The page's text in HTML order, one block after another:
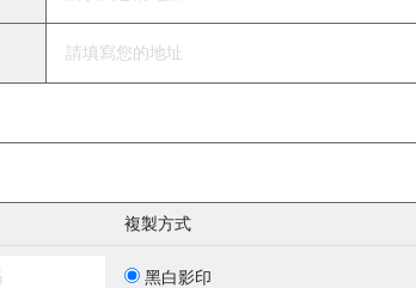
複製方式
黑白影印